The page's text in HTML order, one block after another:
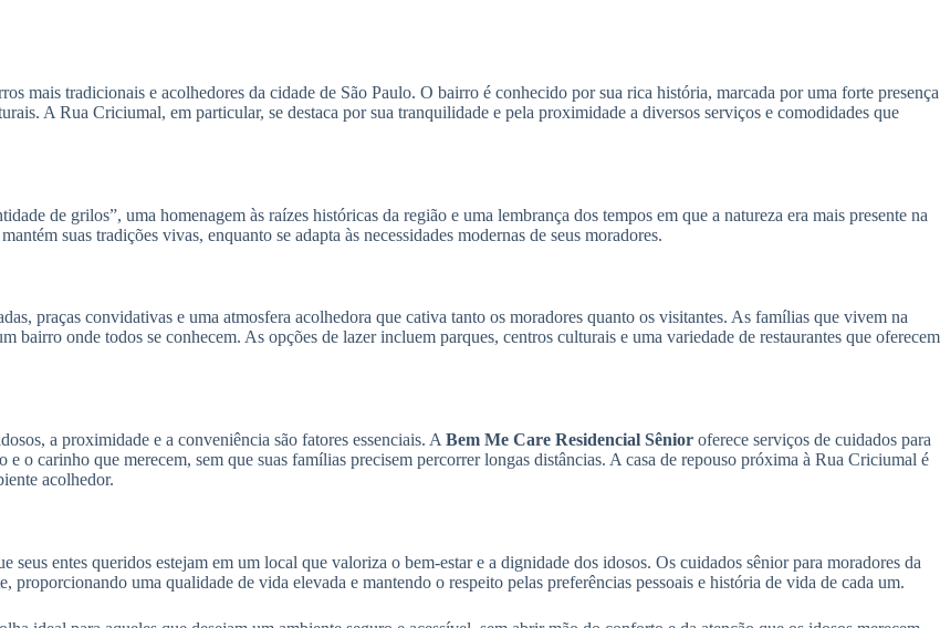
mais tradicionais e acolhedores da cidade de São Paulo. O bairro é conhecido por sua rica história, marcada por uma forte presença
A Rua Criciumal, em particular, se destaca por sua tranquilidade e pela proximidade a diversos serviços e comodidades que
de grilos”, uma homenagem às raízes históricas da região e uma lembrança dos tempos em que a natureza era mais presente na
suas tradições vivas, enquanto se adapta às necessidades modernas de seus moradores.
praças convidativas e uma atmosfera acolhedora que cativa tanto os moradores quanto os visitantes. As famílias que vivem na
bairro onde todos se conhecem. As opções de lazer incluem parques, centros culturais e uma variedade de restaurantes que oferecem
a proximidade e a conveniência são fatores essenciais. A Bem Me Care Residencial Sênior oferece serviços de cuidados para
o carinho que merecem, sem que suas famílias precisem percorrer longas distâncias. A casa de repouso próxima à Rua Criciumal é
acolhedor.
entes queridos estejam em um local que valoriza o bem-estar e a dignidade dos idosos. Os cuidados sênior para moradores da
proporcionando uma qualidade de vida elevada e mantendo o respeito pelas preferências pessoais e história de vida de cada um.